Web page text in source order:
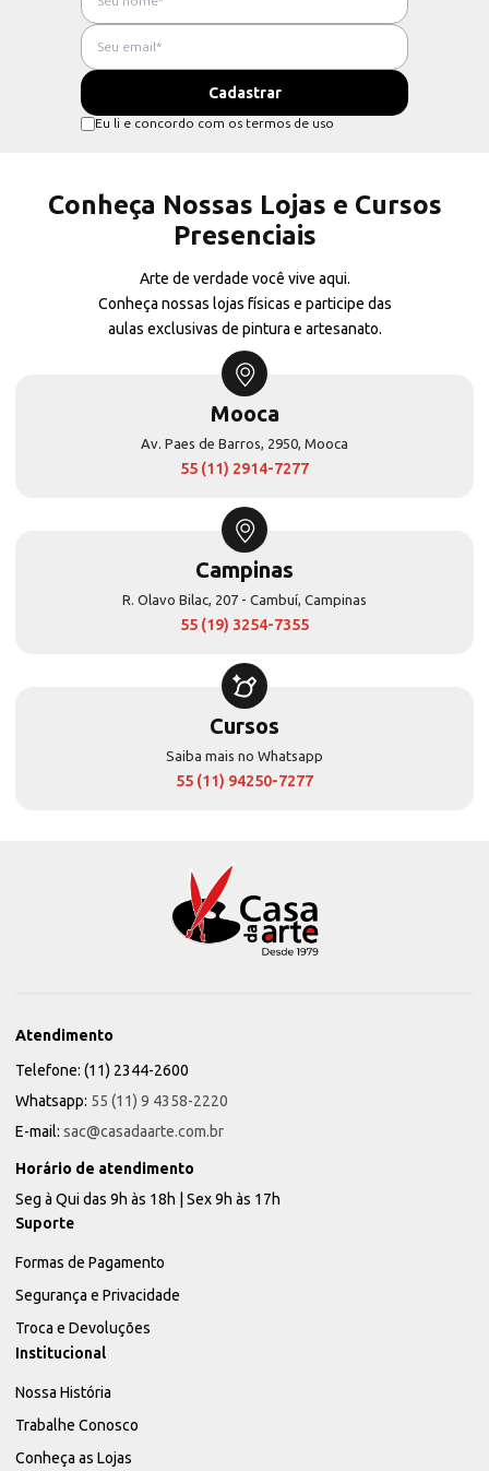
Eu li e concordo com os termos de uso
Conheça Nossas Lojas e Cursos
Presenciais
Arte de verdade você vive aqui.
Conheça nossas lojas físicas e participe das
aulas exclusivas de pintura e artesanato.
Mooca
Av. Paes de Barros, 2950, Mooca
55 (11) 2914-7277
Campinas
R. Olavo Bilac, 207 - Cambuí, Campinas
55 (19) 3254-7355
Cursos
Saiba mais no Whatsapp
55 (11) 94250-7277
Atendimento
Telefone: (11) 2344-2600
Whatsapp: 55 (11) 9 4358-2220
E-mail: sac@casadaarte.com.br
Horário de atendimento
Seg à Qui das 9h às 18h | Sex 9h às 17h
Suporte
Formas de Pagamento
Segurança e Privacidade
Troca e Devoluções
Institucional
Nossa História
Trabalhe Conosco
Conheça as Lojas